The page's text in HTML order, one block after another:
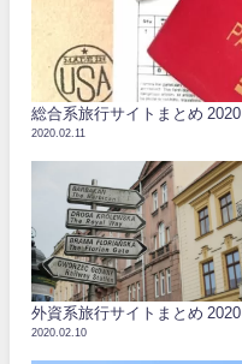
総合系旅行サイトまとめ 2020
2020.02.11
外資系旅行サイトまとめ 2020
2020.02.10